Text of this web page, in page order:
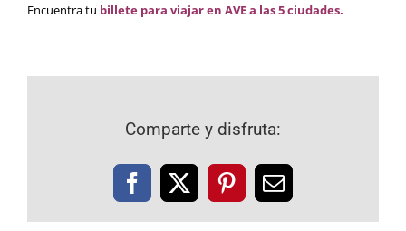
Encuentra tu billete para viajar en AVE a las 5 ciudades.
Comparte y disfruta:
Facebook
X PinterestCorreo